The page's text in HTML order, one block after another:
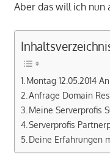
Aber das will ich nun
Montag 12.05.2014
Anfrage Domain
Meine Serverprofis
Serverprofis
Deine Erfahrungen